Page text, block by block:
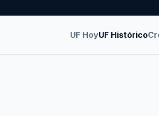
UF HoyUF Histórico